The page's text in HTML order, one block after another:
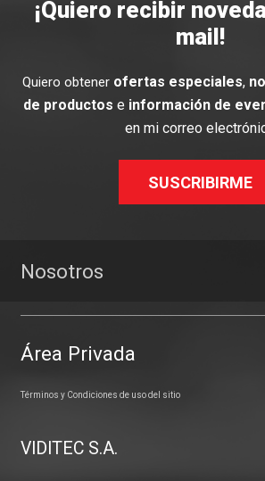
¡Quiero recibir
mail!
Quiero obtener ofertas especiales,
de productos e información de
en mi correo
SUSCRIBIRME
Nosotros
Área Privada
Términos y Condiciones de uso del sitio
VIDITEC S.A.